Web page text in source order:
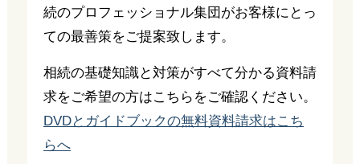
続のプロフェッショナル集団がお客様にとっ
ての最善策をご提案致します。
相続の基礎知識と対策がすべて分かる資料請
求をご希望の方はこちらをご確認ください。
DVDとガイドブックの無料資料請求はこち
らへ